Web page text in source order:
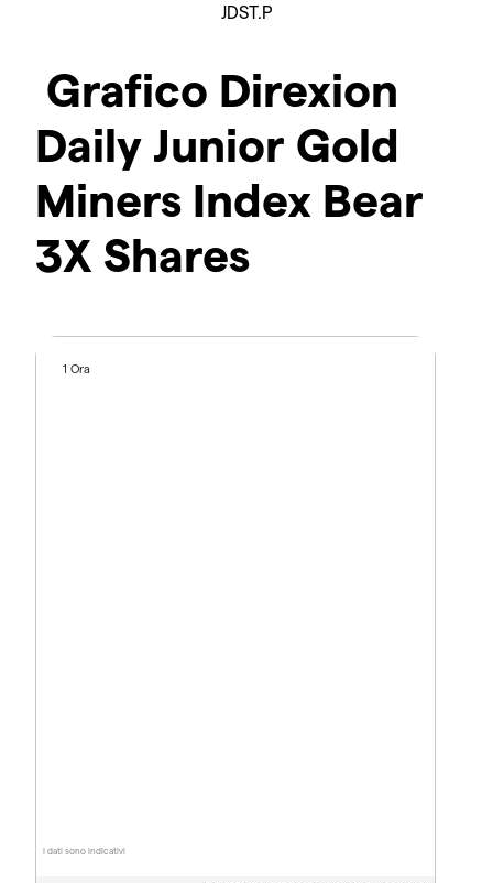
JDST.P
Grafico Direxion
Daily Junior Gold
Miners Index Bear
3X Shares
I dati sono indicativi
1 Ora